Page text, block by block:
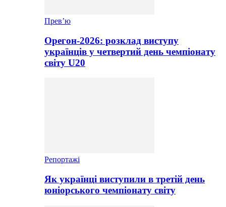
Прев’ю
Орегон-2026: розклад виступу
українців у четвертий день чемпіонату
світу U20
Репортажі
Як українці виступили в третій день
юніорського чемпіонату світу